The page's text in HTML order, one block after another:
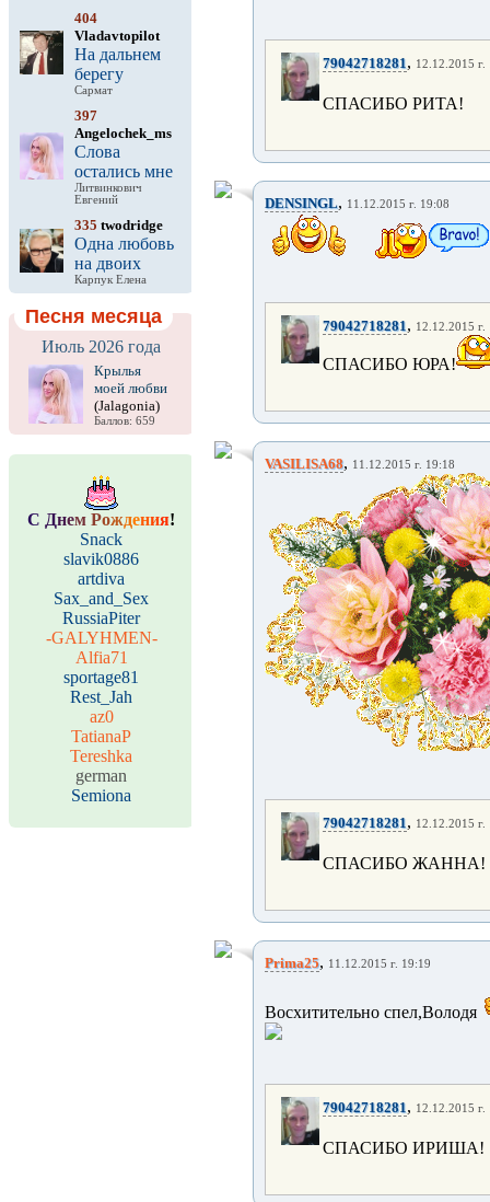
404
Vladavtopilot
На дальнем
берегу
Сармат
397
Angelochek_ms
Слова
остались мне
Литвинкович
Евгений
335 twodridge
Одна любовь
на двоих
Карпук Елена
Песня месяца
Июль 2026 года
Крылья
моей любви
(Jalagonia)
Баллов: 659
С Днем Рождения!
Snack
slavik0886
artdiva
Sax_and_Sex
RussiaPiter
-GALYHMEN-
Alfia71
sportage81
Rest_Jah
az0
TatianaP
Tereshka
german
Semiona
79042718281, 12.12.2015 г.
СПАСИБО РИТА!
DENSINGL, 11.12.2015 г. 19:08
79042718281, 12.12.2015 г.
СПАСИБО ЮРА!
VASILISA68, 11.12.2015 г. 19:18
79042718281, 12.12.2015 г.
СПАСИБО ЖАННА!
Prima25, 11.12.2015 г. 19:19
Восхитительно спел,Володя
79042718281, 12.12.2015 г.
СПАСИБО ИРИША!